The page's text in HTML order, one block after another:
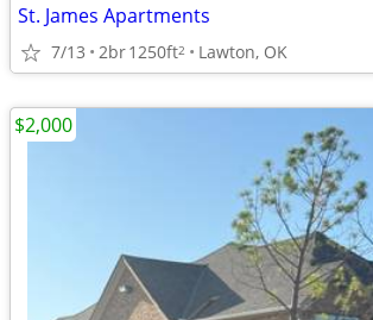
St. James Apartments
7/13 2br1250ft2 Lawton, OK
$2,000